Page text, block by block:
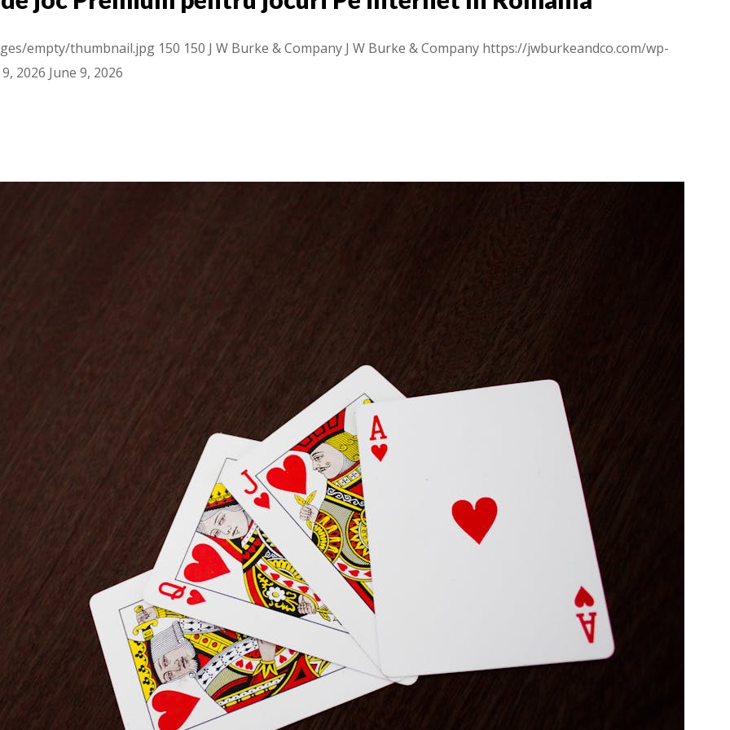
empty/thumbnail.jpg 150 150 J W Burke & Company J W Burke & Company https://jwburkeandco.com/wp-
2026 June 9, 2026